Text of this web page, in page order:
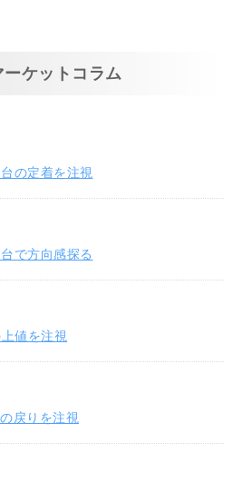
ーケットコラム
の定着を注視
で方向感探る
値を注視
戻りを注視